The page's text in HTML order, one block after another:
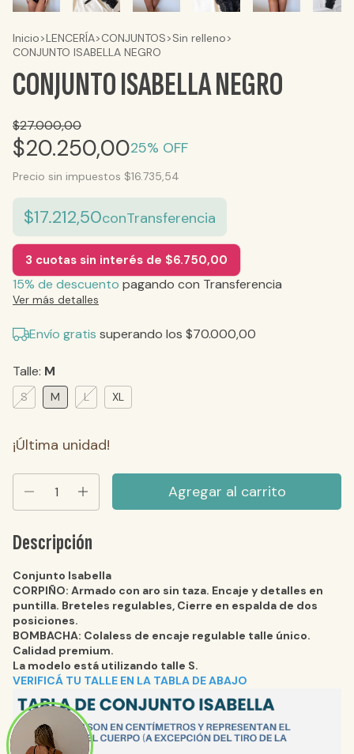
Inicio>LENCERÍA>CONJUNTOS>Sin relleno>
CONJUNTO ISABELLA NEGRO
CONJUNTO ISABELLA NEGRO
$27.000,00
$20.250,0025% OFF
Precio sin impuestos $16.735,54
$17.212,50conTransferencia
3 cuotas sin interés de $6.750,00
15% de descuento pagando con Transferencia
Ver más detalles
Envío gratis superando los$70.000,00
Talle: M
S M L XL
¡Última unidad!
Descripción
Conjunto Isabella
CORPIÑO: Armado con aro sin taza. Encaje y detalles en
puntilla. Breteles regulables, Cierre en espalda de dos
posiciones.
BOMBACHA: Colaless de encaje regulable talle único.
Calidad premium.
La modelo está utilizando talle S.
VERIFICÁ TU TALLE EN LA TABLA DE ABAJO